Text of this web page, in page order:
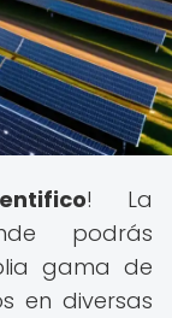
! La
podrás
gama de
en diversas